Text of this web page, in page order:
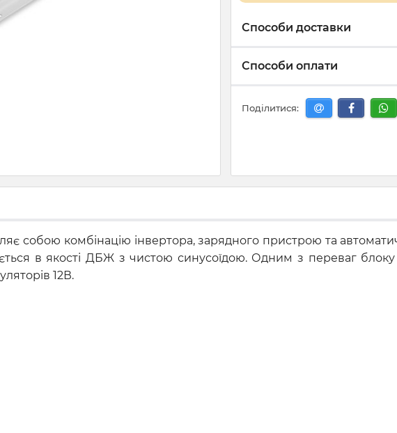
Способи доставки
Способи оплати
Поділитися:
собою комбінацію інвертора, зарядного пристрою та
в якості ДБЖ з чистою синусоїдою. Одним з переваг
12В.